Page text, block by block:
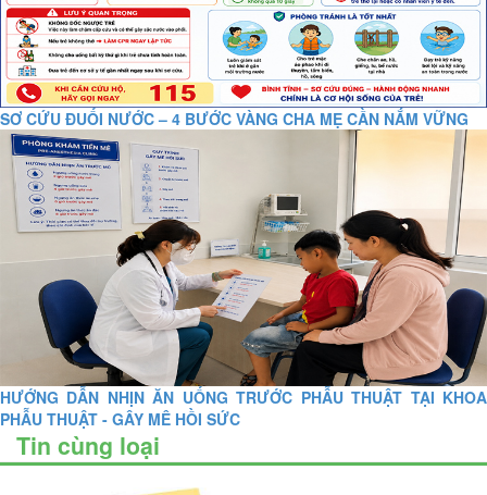
SƠ CỨU ĐUỐI NƯỚC – 4 BƯỚC VÀNG CHA MẸ CẦN NẮM VỮNG
HƯỚNG DẪN NHỊN ĂN UỐNG TRƯỚC PHẪU THUẬT TẠI KHOA
PHẪU THUẬT - GÂY MÊ HỒI SỨC
Tin cùng loại